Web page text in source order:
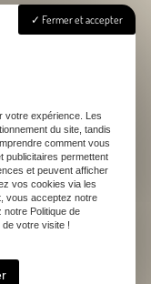
Fermer et accepter
votre expérience. Les
du site, tandis
comment vous
publicitaires permettent
et peuvent afficher
vos cookies via les
vous acceptez notre
notre Politique de
de votre visite !